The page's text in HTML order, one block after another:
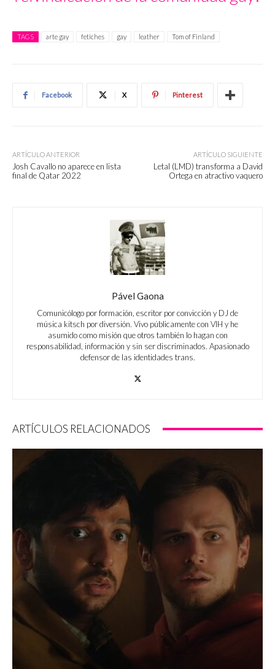
TAGS arte gay fetiches gay leather Tom of Finland
Facebook X Pinterest
ARTÍCULO ANTERIOR
Josh Cavallo no aparece en lista
final de Qatar 2022
ARTÍCULO SIGUIENTE
Letal (LMD) transforma a David
Ortega en atractivo vaquero
Pável Gaona
Comunicólogo por formación, escritor por convicción y DJ de
música kitsch por diversión. Vivo públicamente con VIH y he
asumido como misión que otros también lo hagan con
responsabilidad, información y sin ser discriminados. Apasionado
defensor de las identidades trans.
ARTÍCULOS RELACIONADOS